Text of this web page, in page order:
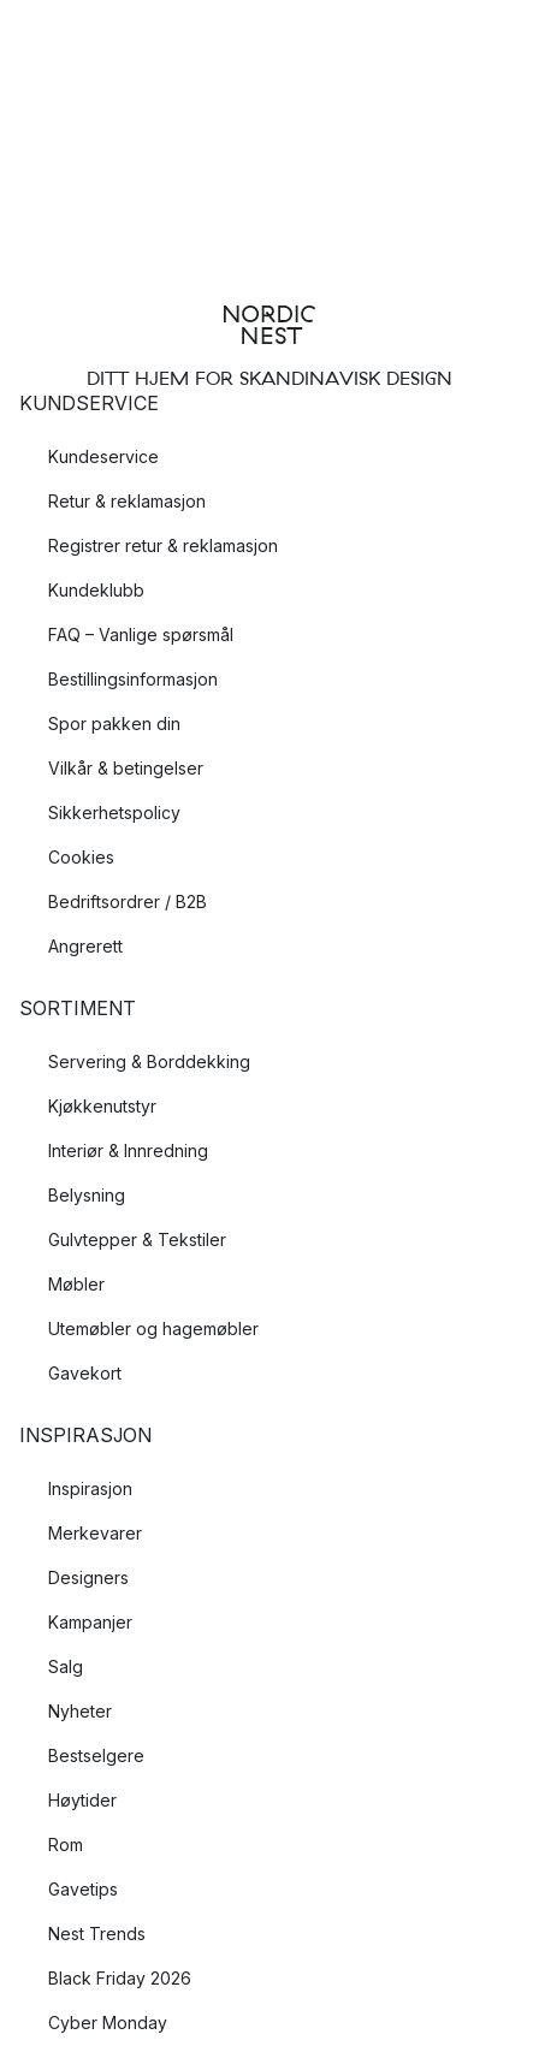
DITT HJEM FOR SKANDINAVISK DESIGN
KUNDSERVICE
Kundeservice
Retur & reklamasjon
Registrer retur & reklamasjon
Kundeklubb
FAQ – Vanlige spørsmål
Bestillingsinformasjon
Spor pakken din
Vilkår & betingelser
Sikkerhetspolicy
Cookies
Bedriftsordrer / B2B
Angrerett
SORTIMENT
Servering & Borddekking
Kjøkkenutstyr
Interiør & Innredning
Belysning
Gulvtepper & Tekstiler
Møbler
Utemøbler og hagemøbler
Gavekort
INSPIRASJON
Inspirasjon
Merkevarer
Designers
Kampanjer
Salg
Nyheter
Bestselgere
Høytider
Rom
Gavetips
Nest Trends
Black Friday 2026
Cyber Monday